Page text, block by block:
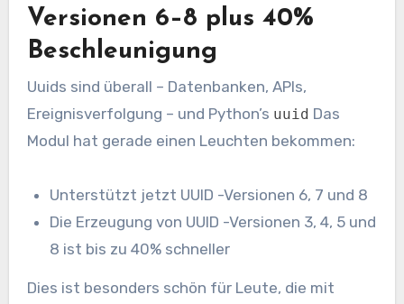
Versionen 6–8 plus 40%
Beschleunigung
Uuids sind überall – Datenbanken, APIs,
Ereignisverfolgung – und Python’s uuid Das
Modul hat gerade einen Leuchten bekommen:
Unterstützt jetzt UUID -Versionen 6, 7 und 8
Die Erzeugung von UUID -Versionen 3, 4, 5 und
8 ist bis zu 40% schneller
Dies ist besonders schön für Leute, die mit